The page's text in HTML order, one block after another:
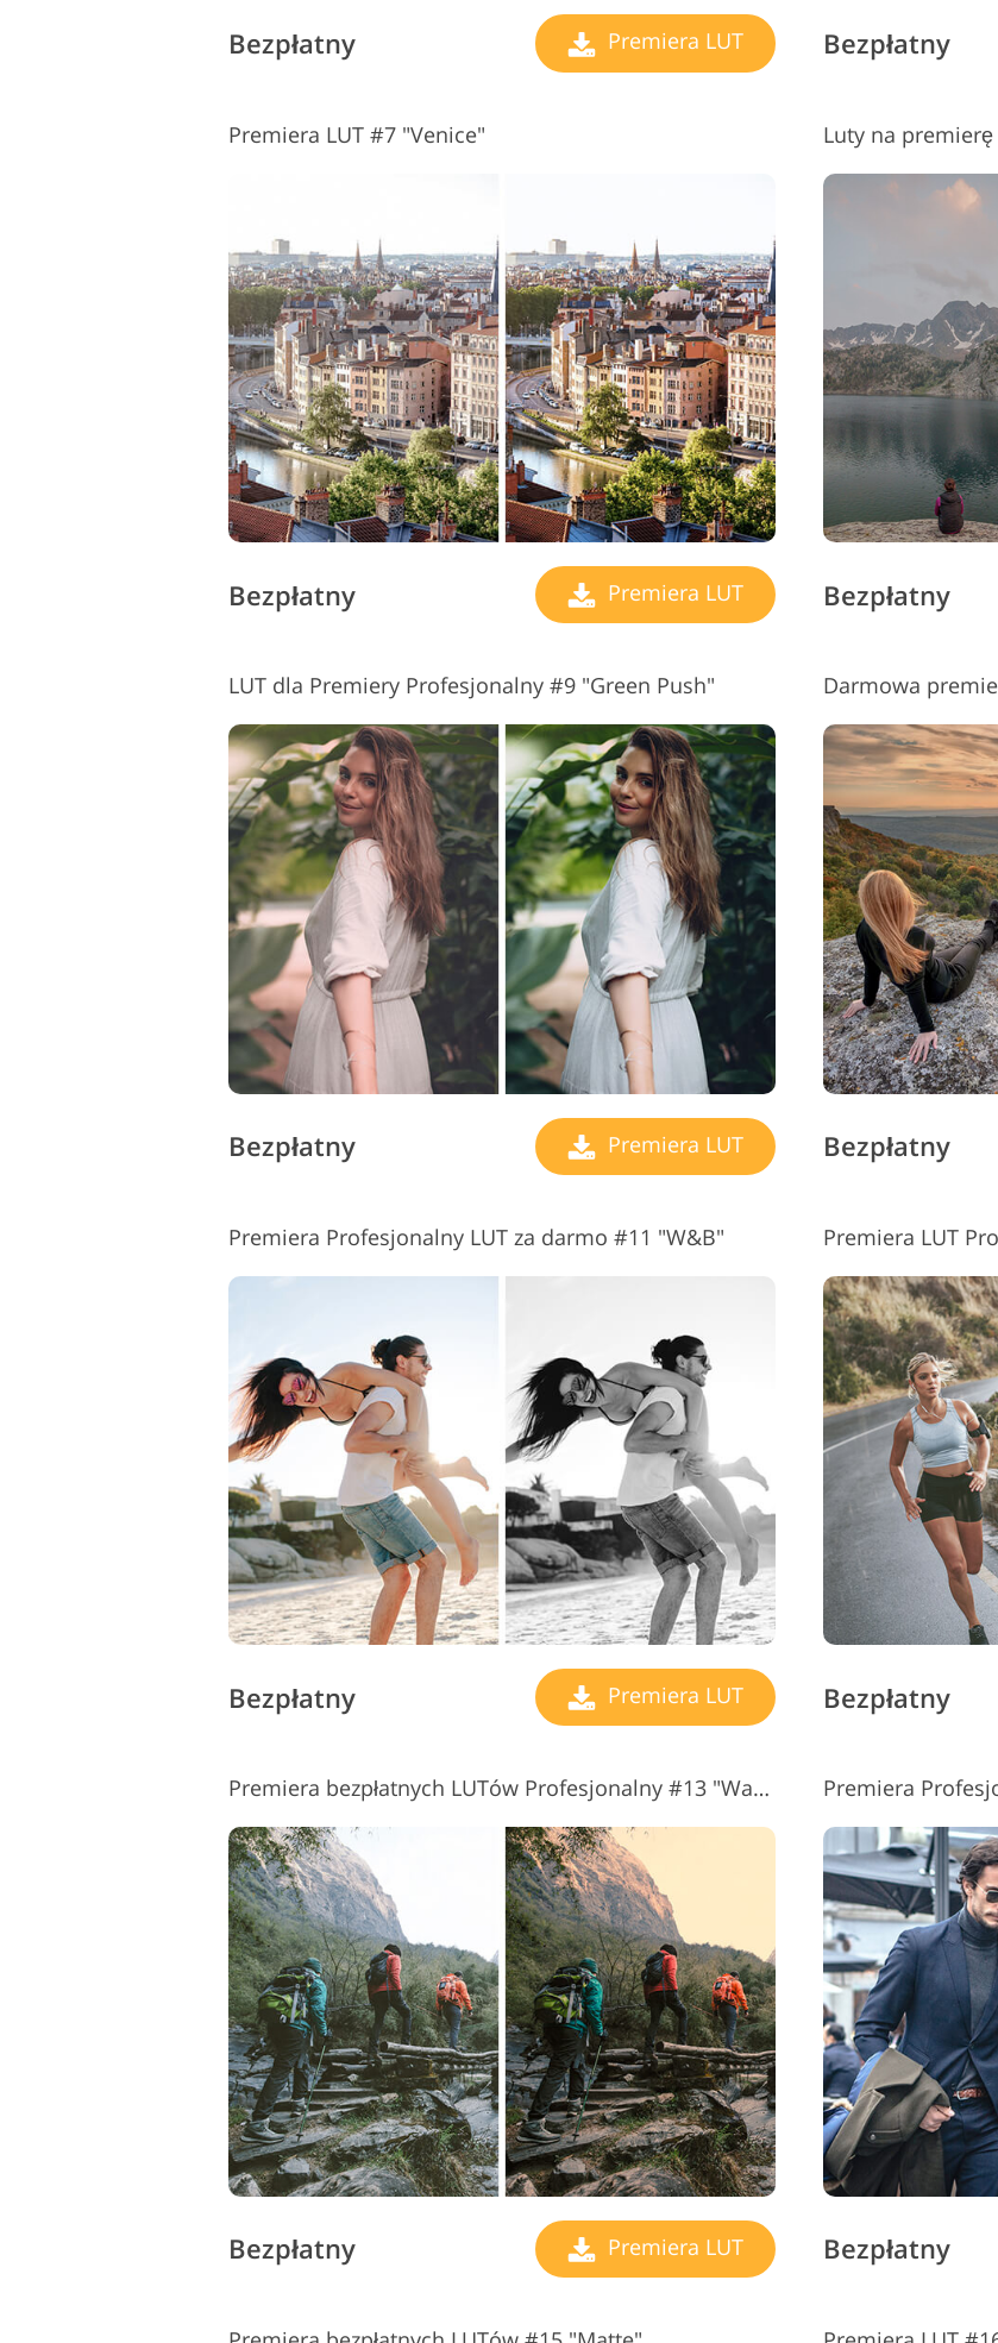
Bezpłatny Premiera LUT Bezpłatny
Premiera LUT #7 "Venice"
Bezpłatny Premiera LUT
Luty na
Bezpłatny
LUT dla Premiery Profesjonalny #9 "Green Push"
Bezpłatny Premiera LUT
Darmowa
Bezpłatny
Premiera Profesjonalny LUT za darmo #11 "W&B"
Bezpłatny Premiera LUT
Premiera LUT
Bezpłatny
Premiera bezpłatnych LUTów Profesjonalny #13 "Warm Shadows"
Bezpłatny Premiera LUT
Premiera
Bezpłatny